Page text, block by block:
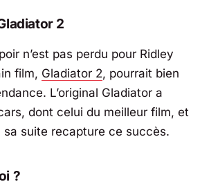
2
n’est pas perdu pour Ridley
film, Gladiator 2, pourrait bien
L’original Gladiator a
dont celui du meilleur film, et
sa suite recapture ce succès.
?